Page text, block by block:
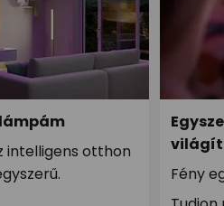
intelligens otthon
Fény